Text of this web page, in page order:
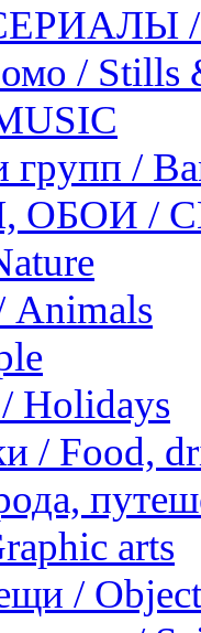
/
/ Stills
групп /
/
Animals
Holidays
/ Food,
arts
/